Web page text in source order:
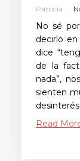
Patricia
No sé
decirlo
dice
de la
nada”,
sienten
Read